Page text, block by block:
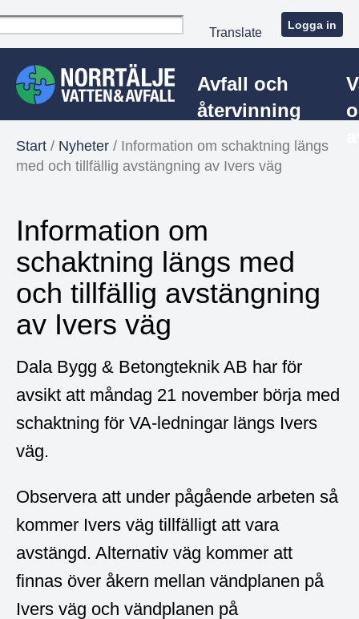
Translate
Logga in
Avfall och
återvinning
Start / Nyheter / Information om schaktning längs
med och tillfällig avstängning av Ivers väg
Information om
schaktning längs med
och tillfällig avstängning
av Ivers väg
Dala Bygg & Betongteknik AB har för
avsikt att måndag 21 november börja med
schaktning för VA-ledningar längs Ivers
väg.
Observera att under pågående arbeten så
kommer Ivers väg tillfälligt att vara
avstängd. Alternativ väg kommer att
finnas över åkern mellan vändplanen på
Ivers väg och vändplanen på